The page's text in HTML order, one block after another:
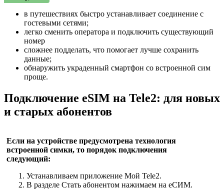
в путешествиях быстро устанавливает соединение с
гостевыми сетями;
легко сменить оператора и подключить существующий
номер
сложнее подделать, что помогает лучше сохранить
данные;
обнаружить украденный смартфон со встроенной сим
проще.
Подключение eSIM на Tele2: для новых
и старых абонентов
Если на устройстве предусмотрена технология
встроенной симки, то порядок подключения
следующий:
Устанавливаем приложение Мой Tele2.
В разделе Стать абонентом нажимаем на eСИМ.